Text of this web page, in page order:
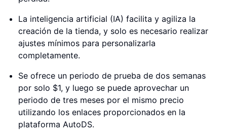
La inteligencia artificial (IA) facilita y agiliza la
creación de la tienda, y solo es necesario realizar
ajustes mínimos para personalizarla
completamente.
Se ofrece un periodo de prueba de dos semanas
por solo $1, y luego se puede aprovechar un
periodo de tres meses por el mismo precio
utilizando los enlaces proporcionados en la
plataforma AutoDS.